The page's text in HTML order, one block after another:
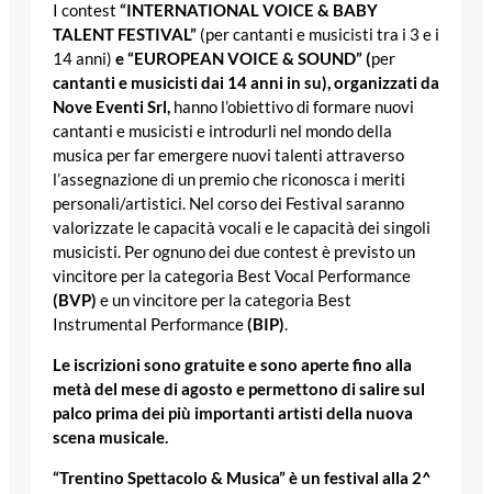
I contest “INTERNATIONAL VOICE & BABY
TALENT FESTIVAL” (per cantanti e musicisti tra i 3 e i
14 anni) e “EUROPEAN VOICE & SOUND” (per
cantanti e musicisti dai 14 anni in su), organizzati da
Nove Eventi Srl, hanno l’obiettivo di formare nuovi
cantanti e musicisti e introdurli nel mondo della
musica per far emergere nuovi talenti attraverso
l’assegnazione di un premio che riconosca i meriti
personali/artistici. Nel corso dei Festival saranno
valorizzate le capacità vocali e le capacità dei singoli
musicisti. Per ognuno dei due contest è previsto un
vincitore per la categoria Best Vocal Performance
(BVP) e un vincitore per la categoria Best
Instrumental Performance(BIP).
Le iscrizioni sono gratuite e sono aperte fino alla
metà del mese di agosto e permettono di salire sul
palco prima dei più importanti artisti della nuova
scena musicale.
“Trentino Spettacolo & Musica”è un festival alla 2^